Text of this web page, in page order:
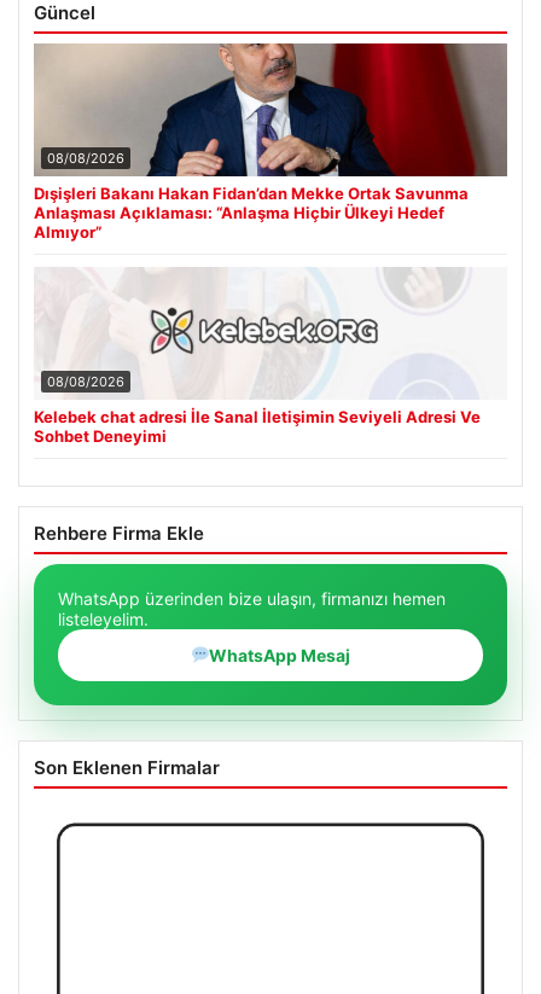
Güncel
08/08/2026
Dışişleri Bakanı Hakan Fidan’dan Mekke Ortak Savunma
Anlaşması Açıklaması: “Anlaşma Hiçbir Ülkeyi Hedef
Almıyor”
08/08/2026
Kelebek chat adresi İle Sanal İletişimin Seviyeli Adresi Ve
Sohbet Deneyimi
Rehbere Firma Ekle
WhatsApp üzerinden bize ulaşın, firmanızı hemen
listeleyelim.
WhatsApp Mesaj
Son Eklenen Firmalar